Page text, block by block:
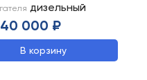
дизельный
000 ₽
В корзину